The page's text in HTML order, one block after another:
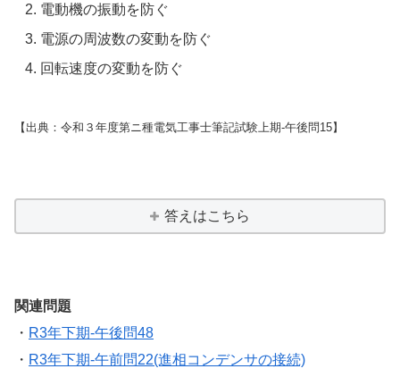
電動機の振動を防ぐ
電源の周波数の変動を防ぐ
回転速度の変動を防ぐ
【出典：令和３年度第ニ種電気工事士筆記試験上期-午後問15】
答えはこちら
関連問題
・ R3年下期-午後問48
・ R3年下期-午前問22(進相コンデンサの接続)